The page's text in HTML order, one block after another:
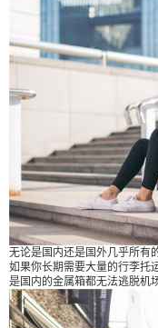
无论是国内还是国外几乎所有
如果你长期需要大量的行李托
是国内的金属箱都无法逃脱机